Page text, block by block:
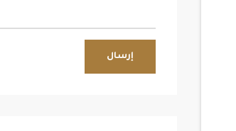
إرسال